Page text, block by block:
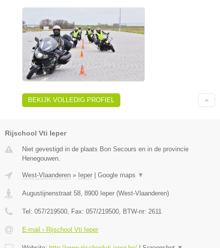
BEKIJK VOLLEDIG PROFIEL
Rijschool Vti Ieper
Niet gevestigd in de plaats Bon Secours en in de provincie
Henegouwen.
West-Vlaanderen » Ieper Google maps ▼
Augustijnenstraat 58, 8900 Ieper (West-Vlaanderen)
Tel: 057/219500, Fax: 057/219500, BTW-nr: 2611
E-mail › Rijschool Vti Ieper